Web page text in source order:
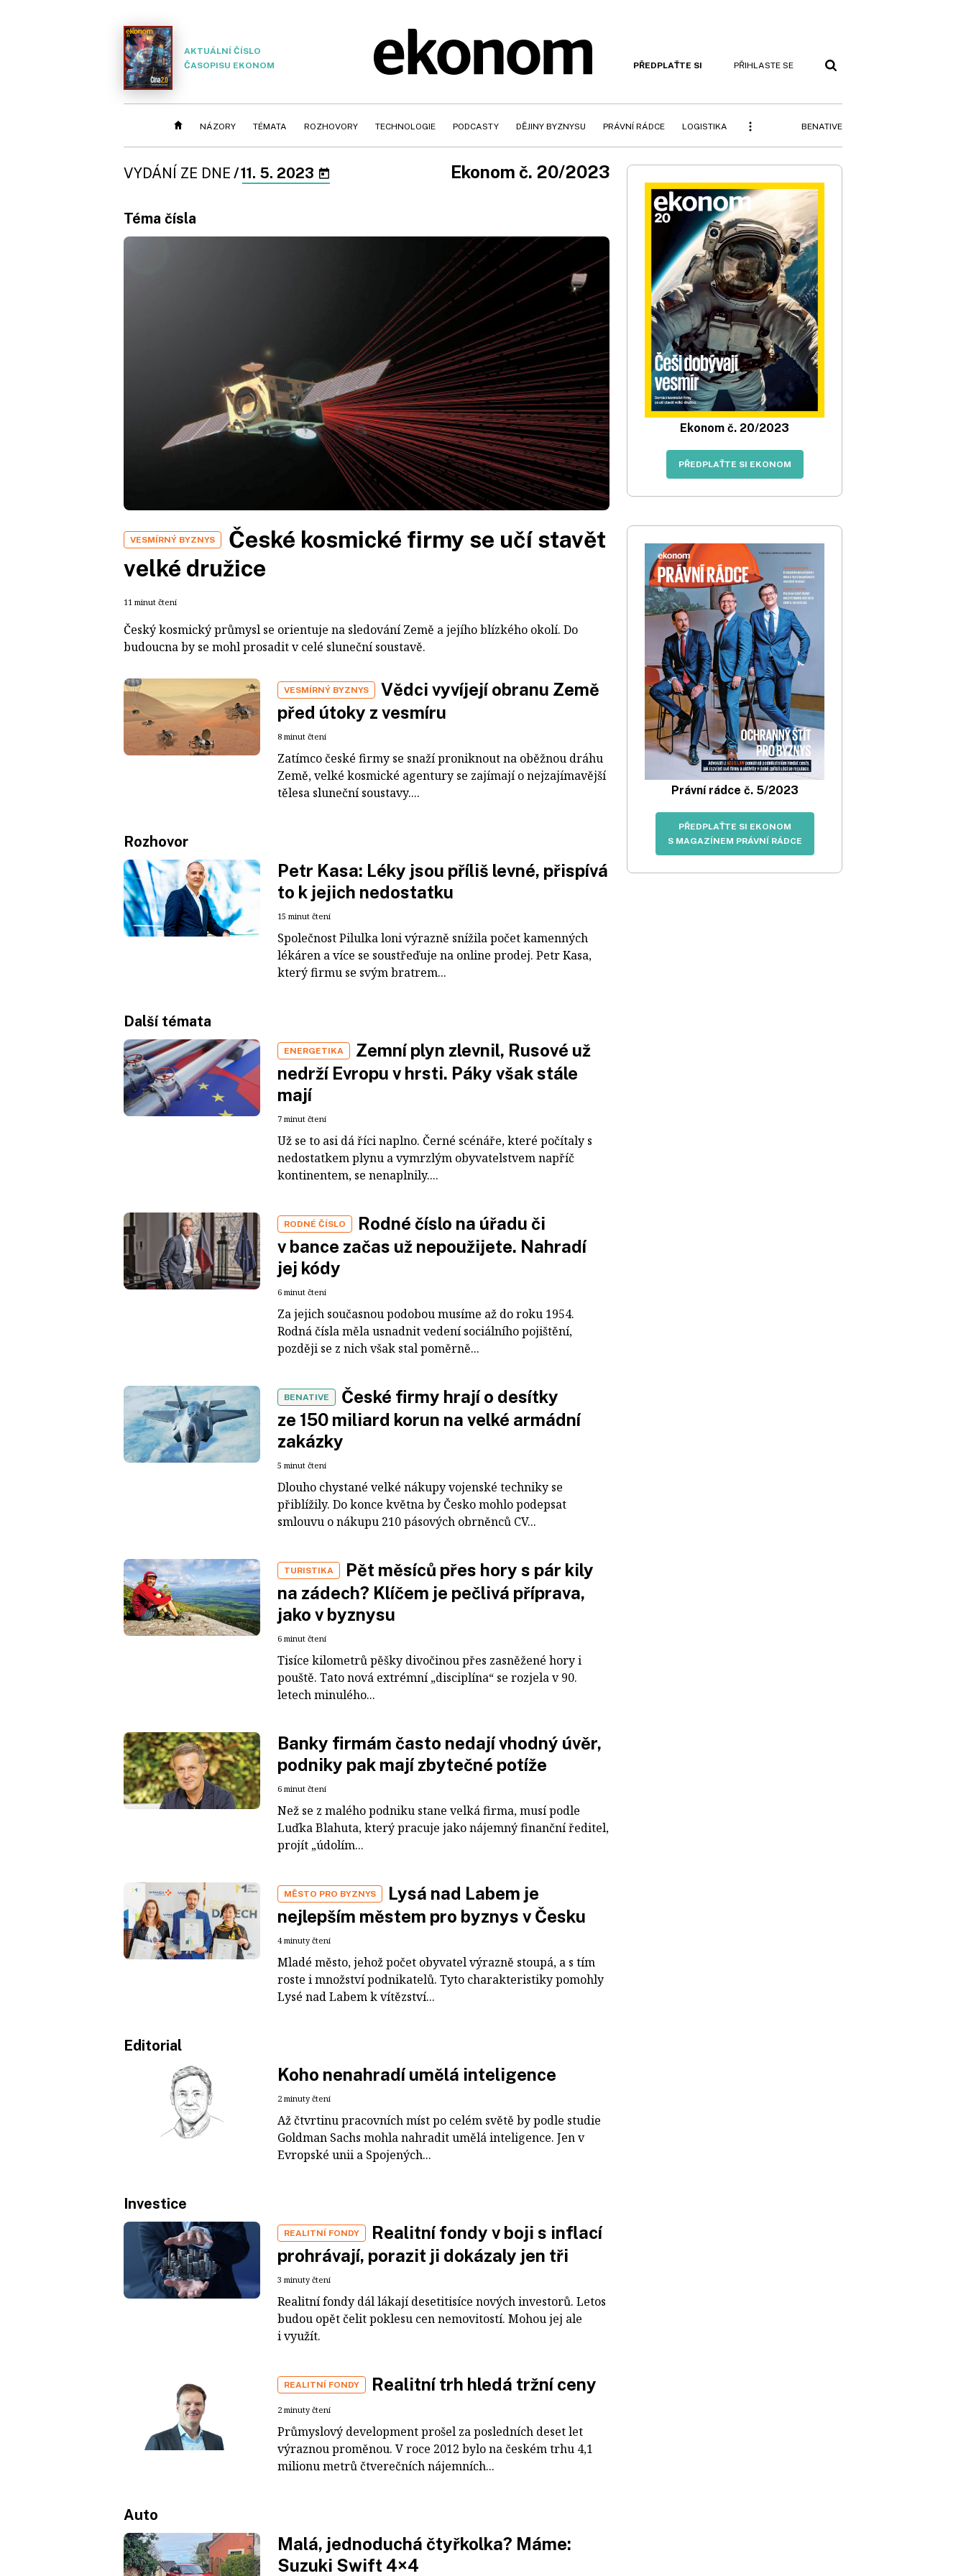
AKTUÁLNÍ ČÍSLO
ČASOPISU EKONOM
PŘEDPLAŤTE SI PŘIHLASTE SE
NÁZORY TÉMATA ROZHOVORY TECHNOLOGIE PODCASTY DĚJINY BYZNYSU PRÁVNÍ RÁDCE LOGISTIKA BENATIVE
VYDÁNÍ ZE DNE /11. 5. 2023 Ekonom č. 20/2023
Téma čísla
VESMÍRNÝ BYZNYS
České kosmické firmy se učí stavět
velké družice
11 minut čtení
Český kosmický průmysl se orientuje na sledování Země a jejího blízkého okolí. Do
budoucna by se mohl prosadit v celé sluneční soustavě.
VESMÍRNÝ BYZNYS
Vědci vyvíjejí obranu Země
před útoky z vesmíru
8 minut čtení
Zatímco české firmy se snaží proniknout na oběžnou dráhu
Země, velké kosmické agentury se zajímají o nejzajímavější
tělesa sluneční soustavy....
Rozhovor
Petr Kasa: Léky jsou příliš levné, přispívá
to k jejich nedostatku
15 minut čtení
Společnost Pilulka loni výrazně snížila počet kamenných
lékáren a více se soustřeďuje na online prodej. Petr Kasa,
který firmu se svým bratrem...
Další témata
ENERGETIKA
Zemní plyn zlevnil, Rusové už
nedr­ží Evropu v hrsti. Páky však stále
mají
7 minut čtení
Už se to asi dá říci naplno. Černé scénáře, které počítaly s
nedostatkem plynu a vymrzlým obyvatelstvem napříč
kontinentem, se nenaplnily....
RODNÉ ČÍSLO
Rodné číslo na úřadu či
v bance začas už nepoužijete. Nahradí
jej kódy
6 minut čtení
Za jejich současnou podobou musíme až do roku 1954.
Rodná čísla měla usnadnit vedení sociálního pojištění,
později se z nich však stal poměrně...
BENATIVE
České firmy hrají o desítky
ze 150 miliard korun na velké armádní
zakázky
5 minut čtení
Dlouho chystané velké nákupy vojenské techniky se
přiblížily. Do konce května by Česko mohlo podepsat
smlouvu o nákupu 210 pásových obrněnců CV...
TURISTIKA
Pět měsíců přes hory s pár kily
na zádech? Klíčem je pečlivá příprava,
jako v byznysu
6 minut čtení
Tisíce kilometrů pěšky divočinou přes zasněžené hory i
pouště. Tato nová extrémní „disciplína“ se rozjela v 90.
letech minulého...
Banky firmám často nedají vhodný úvěr,
podniky pak mají zbytečné potíže
6 minut čtení
Než se z malého podniku stane velká firma, musí podle
Luďka Blahuta, který pracuje jako nájemný finanční ředitel,
projít „údolím...
MĚSTO PRO BYZNYS
Lysá nad Labem je
nejlepším městem pro byznys v Česku
4 minuty čtení
Mladé město, jehož počet obyvatel výrazně stoupá, a s tím
roste i množství podnikatelů. Tyto charakteristiky pomohly
Lysé nad Labem k vítězství...
Editorial
Koho nenahradí umělá inteligence
2 minuty čtení
Až čtvrtinu pracovních míst po celém světě by podle studie
Goldman Sachs mohla nahradit umělá inteligence. Jen v
Evropské unii a Spojených...
Investice
REALITNÍ FONDY
Realitní fondy v boji s inflací
prohrávají, porazit ji dokázaly jen tři
3 minuty čtení
Realitní fondy dál lákají desetitisíce nových investorů. Letos
budou opět čelit poklesu cen nemovitostí. Mohou jej ale
i využít.
REALITNÍ FONDY Realitní trh hledá tržní ceny
2 minuty čtení
Průmyslový development prošel za posledních deset let
výraznou proměnou. V roce 2012 bylo na českém trhu 4,1
milionu metrů čtverečních nájemních...
Auto
Malá, jednoduchá čtyřkolka? Máme:
Suzuki Swift 4×4
Ekonom č. 20/2023
PŘEDPLAŤTE SI EKONOM
Právní rádce č. 5/2023
PŘEDPLAŤTE SI EKONOM
S MAGAZÍNEM PRÁVNÍ RÁDCE